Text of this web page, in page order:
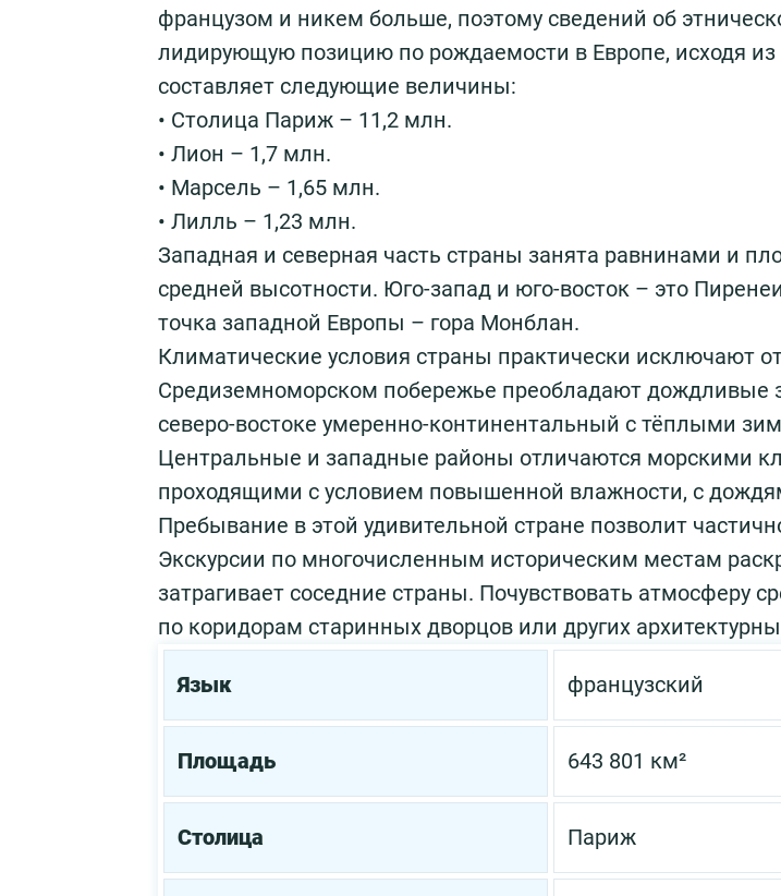
французом и никем больше, поэтому сведений об
лидирующую позицию по рождаемости в Европе, исходя из
составляет следующие величины:
• Столица Париж – 11,2 млн.
• Лион – 1,7 млн.
• Марсель – 1,65 млн.
• Лилль – 1,23 млн.
Западная и северная часть страны занята равнинами и
средней высотности. Юго-запад и юго-восток – это
точка западной Европы – гора Монблан.
Климатические условия страны практически исключают
Средиземноморском побережье преобладают дождливые
северо-востоке умеренно-континентальный с тёплыми
Центральные и западные районы отличаются морскими
проходящими с условием повышенной влажности, с
Пребывание в этой удивительной стране позволит
Экскурсии по многочисленным историческим местам
затрагивает соседние страны. Почувствовать атмосферу
по коридорам старинных дворцов или других
Язык французский
Площадь 643 801 км²
Столица Париж